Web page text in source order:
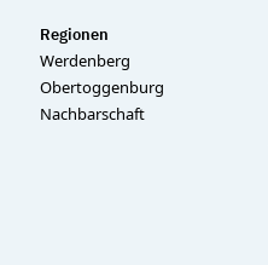
Regionen
Werdenberg
Obertoggenburg
Nachbarschaft